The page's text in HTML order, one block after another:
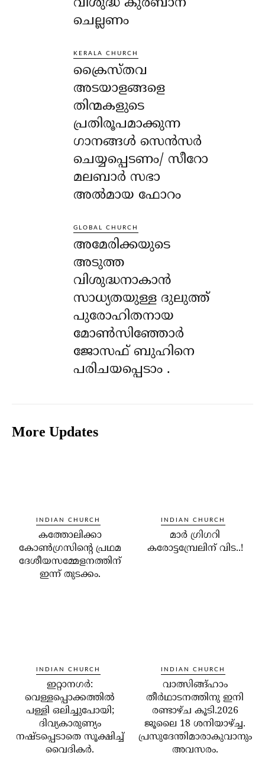
വിശുദ്ധ കുർബാന
ചെല്ലണം
KERALA CHURCH
ക്രൈസ്തവ
അടയാളങ്ങളെ
തിന്മകളുടെ
പ്രതിരൂപമാക്കുന്ന
ഗാനങ്ങൾ സെൻസർ
ചെയ്യപ്പെടണം/ സീറോ
മലബാർ സഭാ
അൽമായ ഫോറം
GLOBAL CHURCH
അമേരിക്കയുടെ
അടുത്ത
വിശുദ്ധനാകാൻ
സാധ്യതയുള്ള ദുലുത്ത്
പുരോഹിതനായ
മോൺസിഞ്ഞോർ
ജോസഫ് ബുഹിനെ
പരിചയപ്പെടാം .
More Updates
INDIAN CHURCH
കത്തോലിക്കാ
കോണ്‍ഗ്രസിന്റെ പ്രഥമ
ദേശീയസമ്മേളനത്തിന്
ഇന്ന് തുടക്കം.
INDIAN CHURCH
മാര്‍ ഗ്രിഗറി
കരോട്ടമ്പ്രേലിന് വിട..!
INDIAN CHURCH
ഇറ്റാനഗര്‍:
വെള്ളപ്പൊക്കത്തില്‍
പള്ളി ഒലിച്ചുപോയി;
ദിവ്യകാരുണ്യം
നഷ്ടപ്പെടാതെ സൂക്ഷിച്ച്
വൈദികര്‍.
INDIAN CHURCH
വാത്സിങ്ങ്ഹാം
തീർഥാടനത്തിനു ഇനി
രണ്ടാഴ്ച കൂടി.2026
ജൂലൈ 18 ശനിയാഴ്ച്ച.
പ്രസുദേന്തിമാരാകുവാനും
അവസരം.